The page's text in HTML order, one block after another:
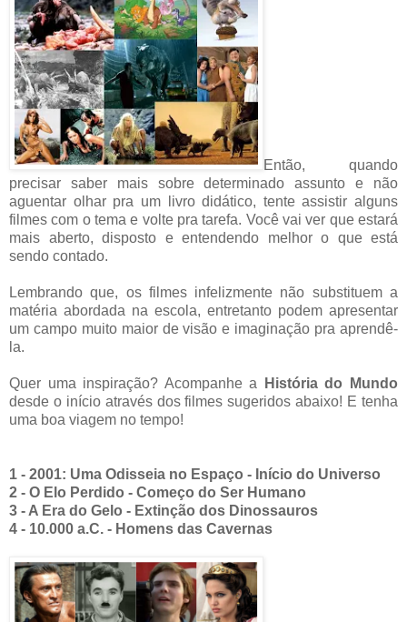
Então, quando
precisar saber mais sobre determinado assunto e não
aguentar olhar pra um livro didático, tente assistir alguns
filmes com o tema e volte pra tarefa. Você vai ver que estará
mais aberto, disposto e entendendo melhor o que está
sendo contado.
Lembrando que, os filmes infelizmente não substituem a
matéria abordada na escola, entretanto podem apresentar
um campo muito maior de visão e imaginação pra aprendê-
la.
Quer uma inspiração? Acompanhe a
História do Mundo
desde o início através dos filmes sugeridos abaixo! E tenha
uma boa viagem no tempo!
1 - 2001: Uma Odisseia no Espaço - Início do Universo
2 - O Elo Perdido - Começo do Ser Humano
3 - A Era do Gelo - Extinção dos Dinossauros
4 - 10.000 a.C. - Homens das Cavernas